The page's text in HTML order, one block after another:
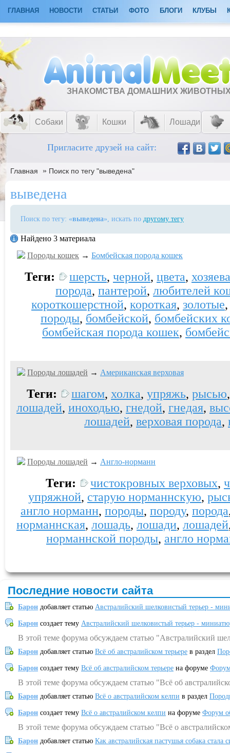
ГЛАВНАЯ НОВОСТИ СТАТЬИ ФОТО БЛОГИ КЛУБЫ
ЗНАКОМСТВА ДОМАШНИХ
Собаки Кошки Лошади
Пригласите друзей на сайт:
Главная » Поиск по тегу "выведена"
выведена
Поиск по тегу: «выведена», искать по другому тегу
Найдено 3 материала
Породы кошек → Бомбейская порода кошек
Теги: шерсть, черной, цвета,
порода, пантерой, любителей
короткошерстной, короткая, золотые
породы, бомбейской, бомбейских
бомбейская порода кошек,
Породы лошадей → Американская верховая
Теги: шагом, холка, упряжь, рысью
лошадей, иноходью, гнедой, гнедая,
лошадей, верховая порода,
Породы лошадей → Англо-норманн
Теги: чистокровных верховых,
упряжной, старую норманнскую,
англо норманн, породы, породу, порода
норманнская, лошадь, лошади, лошадей
норманнской породы, англо
Последние новости сайта
Барон добавляет статью Австралийский шелковистый терьер -
Барон создает тему Австралийский шелковистый терьер -
В этой теме форума обсуждаем статью "Австралийский
Барон добавляет статью Всё об австралийском терьере в раздел
Барон создает тему Всё об австралийском терьере на форуме
В этой теме форума обсуждаем статью "Всё об
Барон добавляет статью Всё о австралийском келпи в раздел
Барон создает тему Всё о австралийском келпи на форуме Форум
В этой теме форума обсуждаем статью "Всё о
Барон добавляет статью Как австралийская пастушья собака